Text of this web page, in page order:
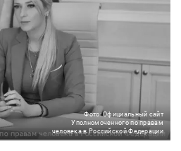
Фото: Официальный сайт
Уполномоченного по правам
человека в Российской Федерации